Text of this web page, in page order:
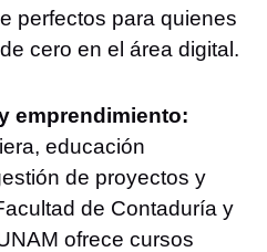
perfectos para quienes
cero en el área digital.
emprendimiento:
educación
de proyectos y
de Contaduría y
ofrece cursos